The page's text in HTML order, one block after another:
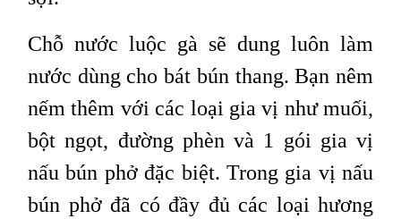
Chỗ nước luộc gà sẽ dung luôn làm
nước dùng cho bát bún thang. Bạn nêm
nếm thêm với các loại gia vị như muối,
bột ngọt, đường phèn và 1 gói gia vị
nấu bún phở đặc biệt. Trong gia vị nấu
bún phở đã có đầy đủ các loại hương